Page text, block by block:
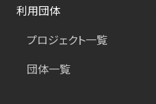
利用団体
プロジェクト一覧
団体一覧